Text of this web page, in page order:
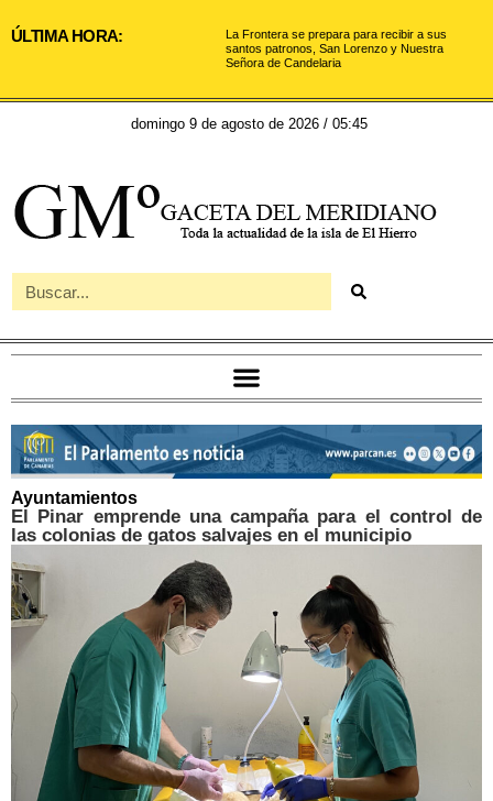
ÚLTIMA HORA:
La Frontera se prepara para recibir a sus
santos patronos, San Lorenzo y Nuestra
Señora de Candelaria
domingo 9 de agosto de 2026 / 05:45
Ayuntamientos
El Pinar emprende una campaña para el control de
las colonias de gatos salvajes en el municipio